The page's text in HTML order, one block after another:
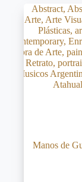
Manos de